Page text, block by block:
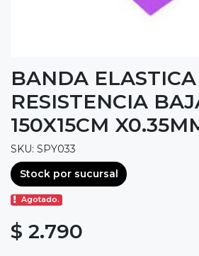
BANDA ELASTICA
RESISTENCIA
150X15CM
SKU: SPY033
Stock por sucursal
Agotado.
$ 2.790